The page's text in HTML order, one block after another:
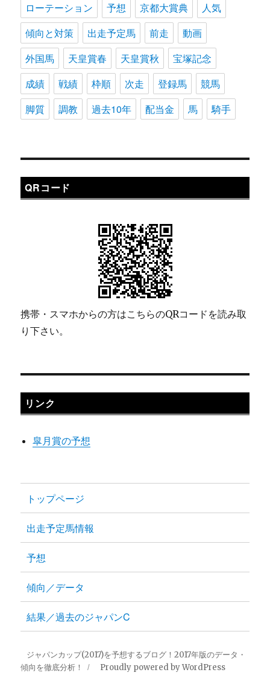
ローテーション
予想 京都大賞典
人気
傾向と対策
出走予定馬 前走
動画
外国馬
天皇賞春 天皇賞秋
宝塚記念
成績
戦績 枠順 次走 登録馬
競馬
脚質
調教 過去10年 配当金 馬 騎手
QRコード
携帯・スマホからの方はこちらのQRコードを読み取
り下さい。
リンク
皐月賞の予想
トップページ
出走予定馬情報
予想
傾向／データ
結果／過去のジャパンC
ジャパンカップ(2017)を予想するブログ！2017年版のデータ・
傾向を徹底分析！
Proudly powered by WordPress